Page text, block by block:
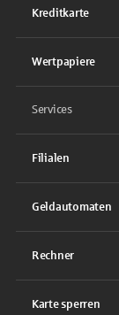
Kreditkarte
Wertpapiere
Services
Filialen
Geldautomaten
Rechner
Karte sperren